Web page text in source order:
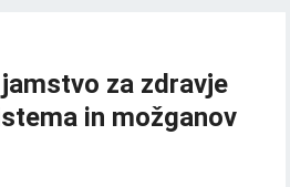
za zdravje
in možganov